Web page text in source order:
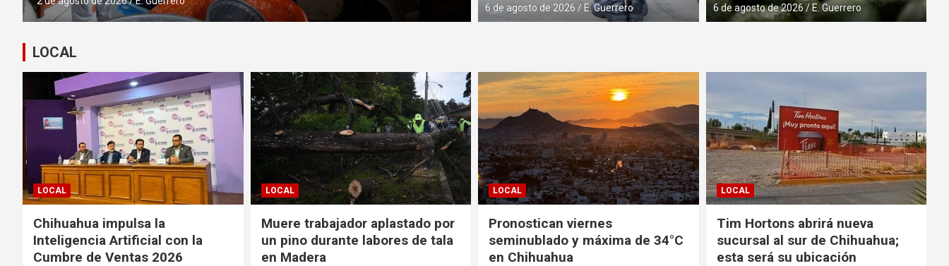
6 de agosto de 2026 E. Guerrero 6 de agosto de 2026 E. Guerrero
LOCAL
LOCAL
Chihuahua impulsa la
Inteligencia Artificial con la
Cumbre de Ventas 2026
LOCAL
Muere trabajador aplastado por
un pino durante labores de tala
en Madera
LOCAL
Pronostican viernes
seminublado y máxima de 34°C
en Chihuahua
LOCAL
Tim Hortons abrirá nueva
sucursal al sur de Chihuahua;
esta será su ubicación